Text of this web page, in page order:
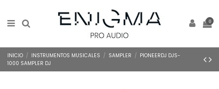
0
INICIO INSTRUMENTOS MUSICALES SAMPLER
PIONEERDJ DJS-
1000 SAMPLER DJ